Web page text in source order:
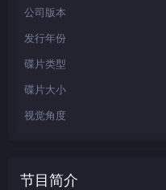
公司版本
发行年份
碟片类型
碟片大小
视觉角度
节目简介